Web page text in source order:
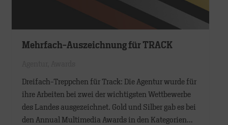
Mehrfach-Auszeichnung für TRACK
Dreifach-Treppchen für Track: Die Agentur wurde für
ihre Arbeiten bei zwei der wichtigsten Wettbewerbe
des Landes ausgezeichnet. Gold und Silber gab es bei
den Annual Multimedia Awards in den Kategorien…